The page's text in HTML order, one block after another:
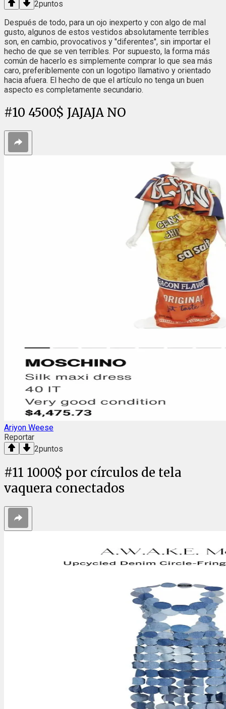
2puntos
Después de todo, para un ojo inexperto y con algo de mal
gusto, algunos de estos vestidos absolutamente terribles
son, en cambio, provocativos y "diferentes", sin importar el
hecho de que se ven terribles. Por supuesto, la forma más
común de hacerlo es simplemente comprar lo que sea más
caro, preferiblemente con un logotipo llamativo y orientado
hacia afuera. El hecho de que el artículo no tenga un buen
aspecto es completamente secundario.
#10 4500$ JAJAJA NO
Ariyon Weese
Reportar
2puntos
#11 1000$ por círculos de tela
vaquera conectados